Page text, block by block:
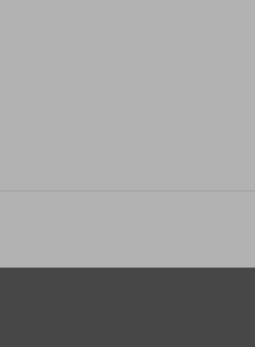
sujeto a que el aparato se encuentre
desinstalado.